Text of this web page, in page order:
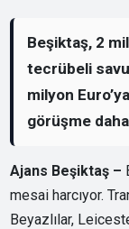
Beşiktaş, 2
tecrübeli
milyon
görüşme
Ajans Beşiktaş –
mesai harcıyor.
Beyazlılar,